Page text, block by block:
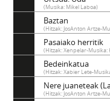
(Musika: Mikel Laboa)
Baztan
(Hitzak: JosAnton Artze-
Pasaiako herritik
(Hitzak: Xenpelar-
Bedeinkatua
(Hitzak: Xabier Lete-
Nere juaneteak
(Hitzak: JosAnton Artze-